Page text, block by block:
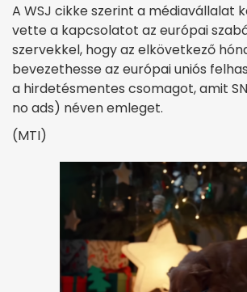
A WSJ cikke szerint a médiavállalat
vette a kapcsolatot az európai
szervekkel, hogy az elkövetkező
bevezethesse az európai uniós
a hirdetésmentes csomagot, amit
no ads) néven emleget.
(MTI)